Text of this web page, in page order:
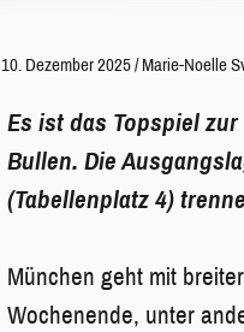
10. Dezember 2025/Marie-Noelle
Es ist das Topspiel
Bullen. Die
(Tabellenplatz 4)
München geht mit
Wochenende, unter